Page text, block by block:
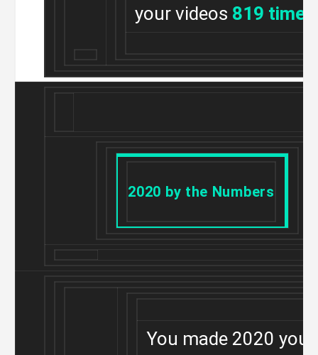
your videos 819 times
2020 by the Numbers
You made 2020 your